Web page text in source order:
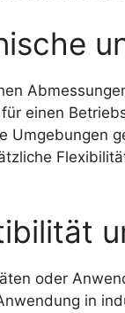
einen
Umgebungen
oder
in